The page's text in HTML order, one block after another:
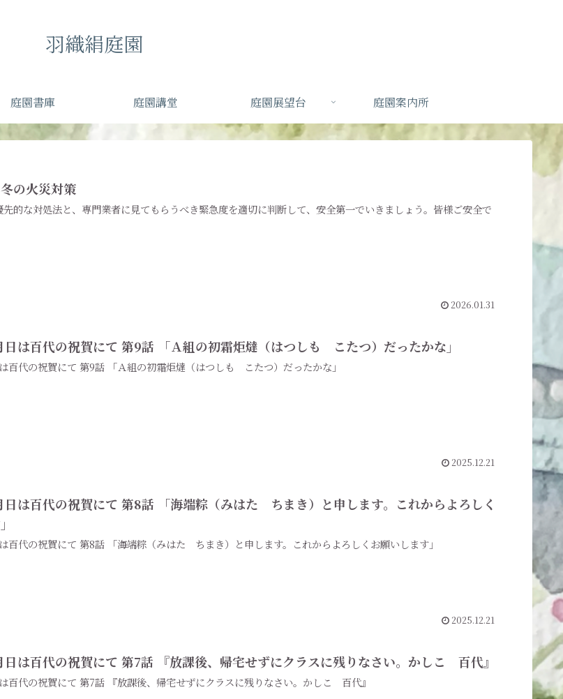
羽織絹庭園
庭園書庫 庭園講堂 庭園展望台 庭園案内所
の火災対策
的な対処法と、専門業者に見てもらうべき緊急度を適切に判断して、安全第一でいきましょう。皆様ご安全で
2026.01.31
日は百代の祝賀にて 第9話 「Ａ組の初霜炬燵（はつしも こたつ）だったかな」
百代の祝賀にて 第9話 「Ａ組の初霜炬燵（はつしも こたつ）だったかな」
2025.12.21
日は百代の祝賀にて 第8話 「海端粽（みはた ちまき）と申します。これからよろしく
百代の祝賀にて 第8話 「海端粽（みはた ちまき）と申します。これからよろしくお願いします」
2025.12.21
日は百代の祝賀にて 第7話 『放課後、帰宅せずにクラスに残りなさい。かしこ 百代』
百代の祝賀にて 第7話 『放課後、帰宅せずにクラスに残りなさい。かしこ 百代』